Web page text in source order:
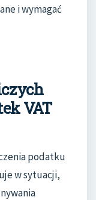
i wymagać
VAT
podatku
w sytuacji,